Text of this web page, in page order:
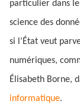
particulier dans
science des
si l’État veut
numériques,
Élisabeth Borne,
informatique.